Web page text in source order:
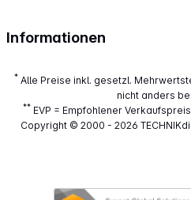
Informationen
* Alle Preise inkl. gesetzl.
nicht anders
**EVP = Empfohlener
Copyright © 2000 - 2026